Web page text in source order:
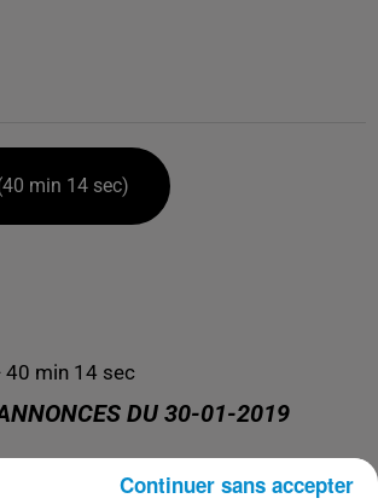
min 14 sec)
40 min 14 sec
DU 30-01-2019
Continuer sans accepter